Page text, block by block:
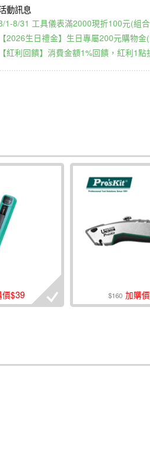
1-8/31 工具儀表滿2000現折100元(組
【2026生日禮金】生日專屬200元購物
【紅利回饋】消費金額1%回饋，紅利1點
價$39 $160 加購